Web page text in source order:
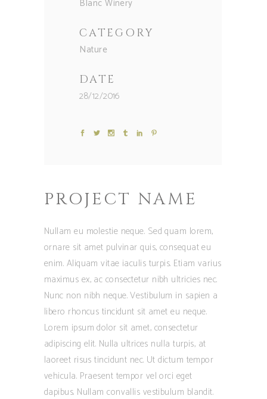
Blanc Winery
CATEGORY
Nature
DATE
28/12/2016
PROJECT NAME
Nullam eu molestie neque. Sed quam lorem,
ornare sit amet pulvinar quis, consequat eu
enim. Aliquam vitae iaculis turpis. Etiam varius
maximus ex, ac consectetur nibh ultricies nec.
Nunc non nibh neque. Vestibulum in sapien a
libero rhoncus tincidunt sit amet eu neque.
Lorem ipsum dolor sit amet, consectetur
adipiscing elit. Nulla ultrices nulla turpis, at
laoreet risus tincidunt nec. Ut dictum tempor
vehicula. Praesent tempor vel orci eget
dapibus. Nullam convallis vestibulum blandit.